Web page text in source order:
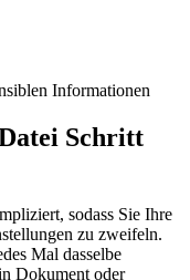
Informationen
Schritt
sodass Sie Ihre
zu zweifeln.
Mal dasselbe
Dokument oder